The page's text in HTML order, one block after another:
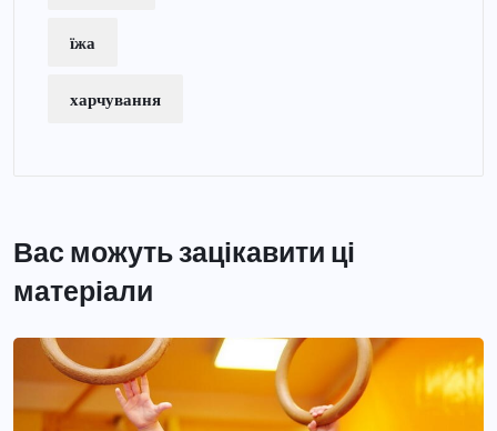
їжа
харчування
Вас можуть зацікавити ці
матеріали